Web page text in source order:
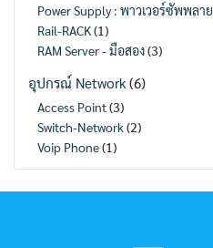
Power Supply : พาวเวอร์ซัพพลาย
Rail-RACK(1)
RAM Server - มือสอง(3)
อุปกรณ์ Network (6)
Access Point(3)
Switch-Network(2)
Voip Phone(1)